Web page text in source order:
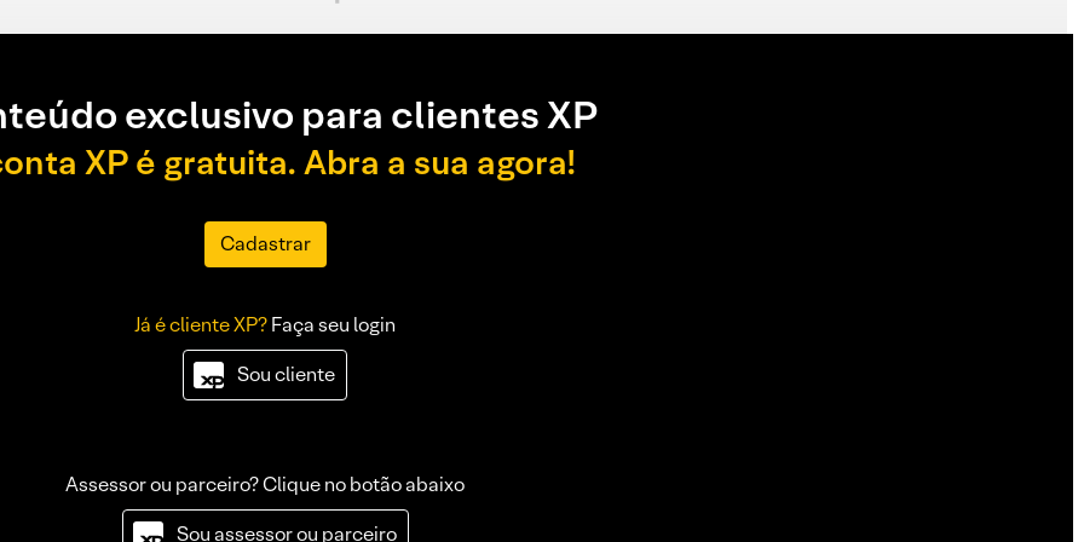
exclusivo para clientes XP
XP é gratuita. Abra a sua agora!
Cadastrar
Já é cliente XP?Faça seu login
Sou cliente
Assessor ou parceiro? Clique no botão abaixo
Sou assessor ou parceiro